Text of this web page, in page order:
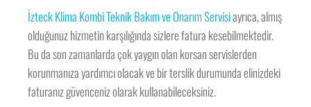
İzteck Klima Kombi Teknik Bakım ve Onarım Servisiayrıca, almış
olduğunuz hizmetin karşılığında sizlere fatura kesebilmektedir.
Bu da son zamanlarda çok yaygın olan korsan servislerden
korunmanıza yardımcı olacak ve bir terslik durumunda elinizdeki
faturanız güvenceniz olarak kullanabileceksiniz.